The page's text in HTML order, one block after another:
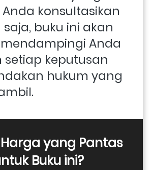
konsultasikan
buku ini akan
Anda
setiap keputusan
hukum yang
yang Pantas
Buku ini?